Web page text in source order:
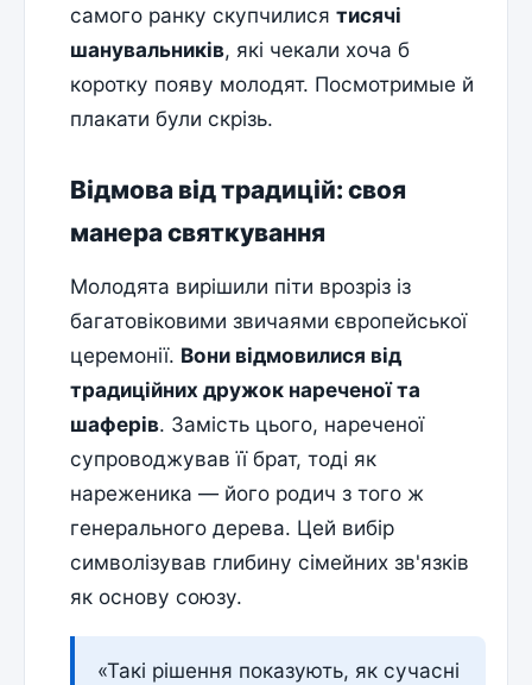
самого ранку скупчилисятисячі
шанувальників, які чекали хоча б
коротку появу молодят. Посмотримые й
плакати були скрізь.
Відмова від традицій: своя
манера святкування
Молодята вирішили піти врозріз із
багатовіковими звичаями європейської
церемонії. Вони відмовилися від
традиційних дружок нареченої та
шаферів. Замість цього, нареченої
супроводжував її брат, тоді як
нареженика — його родич з того ж
генерального дерева. Цей вибір
символізував глибину сімейних зв'язків
як основу союзу.
«Такі рішення показують, як сучасні